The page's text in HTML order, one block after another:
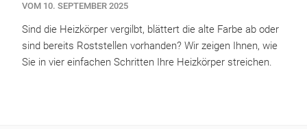
VOM 10. SEPTEMBER 2025
Sind die Heizkörper vergilbt, blättert die alte Farbe ab oder
sind bereits Roststellen vorhanden? Wir zeigen Ihnen, wie
Sie in vier einfachen Schritten Ihre Heizkörper streichen.